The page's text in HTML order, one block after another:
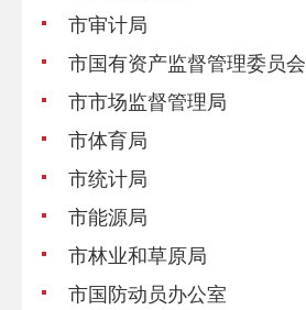
市审计局
市国有资产监督管理委员会
市市场监督管理局
市体育局
市统计局
市能源局
市林业和草原局
市国防动员办公室